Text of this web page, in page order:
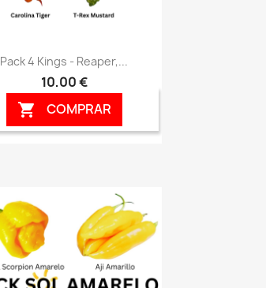
 Vista rápida
Pack 4 Kings - Reaper,...
10,00 €
 COMPRAR